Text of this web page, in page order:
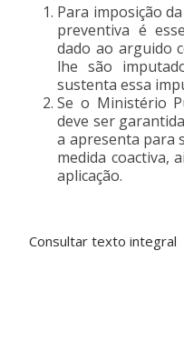
Para imposição
preventiva é
dado ao arguido
lhe são
sustenta essa
Se o Ministério
deve ser
a apresenta para
medida coactiva,
aplicação.
Consultar texto integral